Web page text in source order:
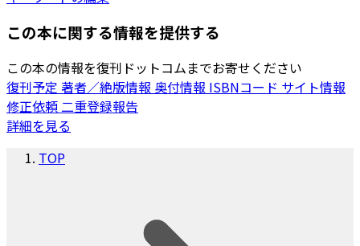
この本に関する情報を提供する
この本の情報を復刊ドットコムまでお寄せください
復刊予定 著者／絶版情報 奥付情報 ISBNコード サイト情報
修正依頼二重登録報告
詳細を見る
TOP